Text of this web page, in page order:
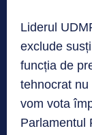
Liderul
exclude
funcția de
tehnocrat nu
vom vota
Parlamentul